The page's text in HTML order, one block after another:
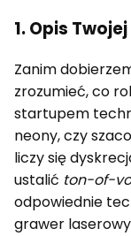
1. Opis
Zanim
zrozumieć, co
startupem
neony, czy
liczy się
ustalić ton-of-
odpowiednie
grawer